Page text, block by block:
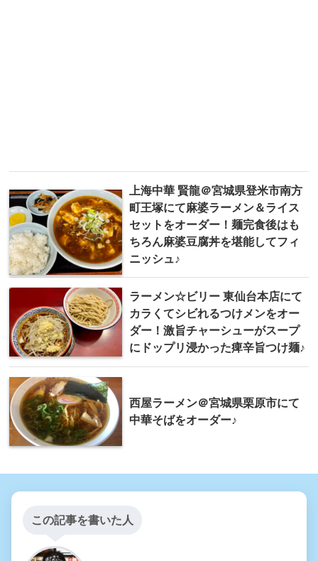
上海中華 賢龍＠宮城県登米市南方
町王塚にて麻婆ラーメン＆ライス
セットをオーダー！麺完食後はも
ちろん麻婆豆腐丼を堪能してフィ
ニッシュ♪
ラーメン☆ビリー 東仙台本店にて
カラくてシビれるつけメンをオー
ダー！激旨チャーシューがスープ
にドップリ浸かった痺辛旨つけ麺♪
西屋ラーメン＠宮城県栗原市にて
中華そばをオーダー♪
この記事を書いた人